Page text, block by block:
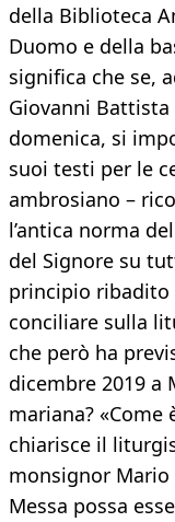
della Biblioteca
Duomo e della
significa che se,
Giovanni
domenica, si
suoi testi per le
ambrosiano –
l’antica norma
del Signore su
principio ribadito
conciliare sulla
che però ha
dicembre 2019 a
mariana?
chiarisce il
monsignor Mario
Messa possa